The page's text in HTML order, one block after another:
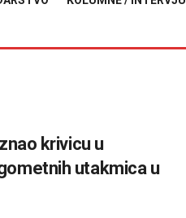
krivicu u
utakmica u